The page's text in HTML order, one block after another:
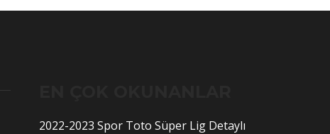
2022-2023 Spor Toto Süper Lig Detaylı